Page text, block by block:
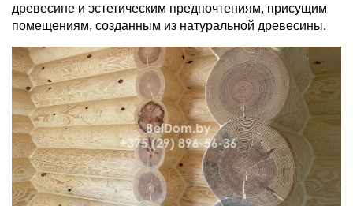
древесине и эстетическим предпочтениям, присущим
помещениям, созданным из натуральной древесины.